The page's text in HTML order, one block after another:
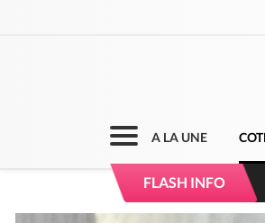
A LA UNE
FLASH INFO